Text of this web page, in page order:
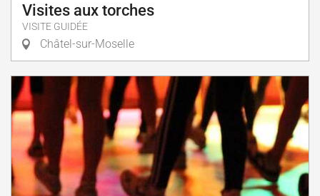
Visites aux torches
VISITE GUIDÉE
Châtel-sur-Moselle